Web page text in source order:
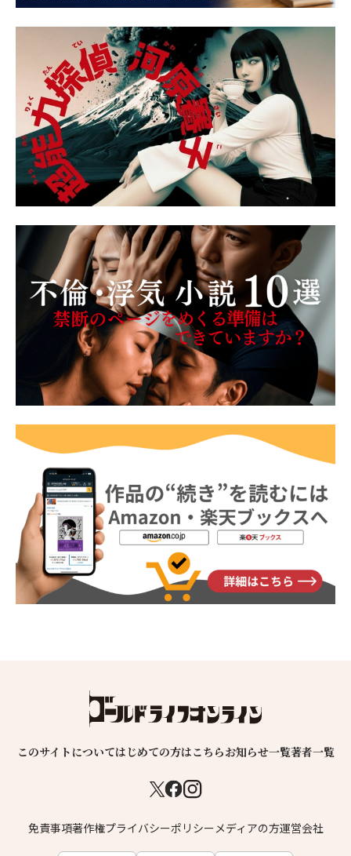
このサイトについてはじめての方はこちらお知らせ一覧著者一覧
免責事項著作権プライバシーポリシー メディアの方運営会社